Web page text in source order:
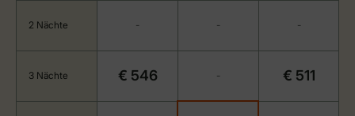
2 Nächte - - -
3 Nächte € 546 - € 511